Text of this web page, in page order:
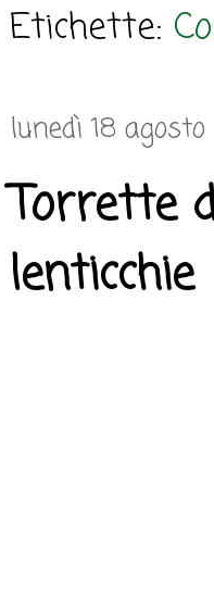
Etichette:
lunedì 18 agosto
Torrette
lenticchie